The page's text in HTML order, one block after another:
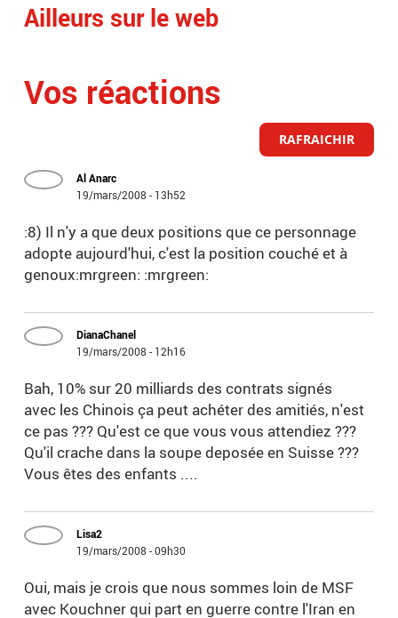
Ailleurs sur le web
Vos réactions
RAFRAICHIR
Al Anarc
19/mars/2008 - 13h52
:8) Il n'y a que deux positions que ce personnage
adopte aujourd'hui, c'est la position couché et à
genoux:mrgreen: :mrgreen:
DianaChanel
19/mars/2008 - 12h16
Bah, 10% sur 20 milliards des contrats signés
avec les Chinois ça peut achéter des amitiés, n'est
ce pas ??? Qu'est ce que vous vous attendiez ???
Qu'il crache dans la soupe deposée en Suisse ???
Vous êtes des enfants ....
Lisa2
19/mars/2008 - 09h30
Oui, mais je crois que nous sommes loin de MSF
avec Kouchner qui part en guerre contre l'Iran en